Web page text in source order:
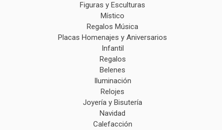
Figuras y Esculturas
Místico
Regalos Música
Placas Homenajes y Aniversarios
Infantil
Regalos
Belenes
Iluminación
Relojes
Joyería y Bisutería
Navidad
Calefacción